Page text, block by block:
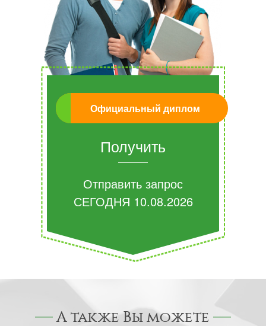
Официальный диплом
Получить
Отправить запрос
СЕГОДНЯ 10.08.2026
А также Вы можете